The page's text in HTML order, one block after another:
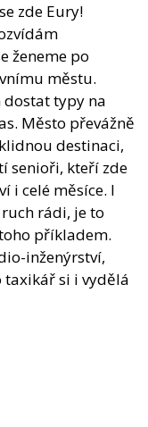
zde Eury!
ženeme po
městu.
dostat typy na
Město převážně
destinaci,
senioři, kteří zde
i celé měsíce. I
rádi, je to
příkladem.
inženýrství,
taxikář si i vydělá